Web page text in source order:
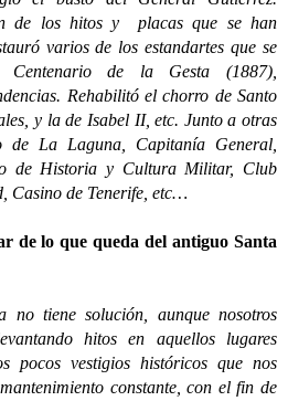
de los hitos y placas que se han
varios de los estandartes que se
de la Gesta (1887),
Rehabilitó el chorro de Santo
y la de Isabel II, etc. Junto a otras
de La Laguna, Capitanía General,
de Historia y Cultura Militar, Club
Casino de Tenerife, etc…
de lo que queda del antiguo Santa
no tiene solución, aunque nosotros
hitos en aquellos lugares
pocos vestigios históricos que nos
constante, con el fin de